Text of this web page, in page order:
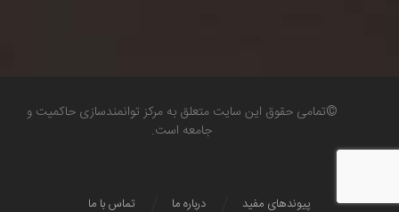
©تمامی حقوق این سایت متعلق به مرکز توانمندسازی حاکمیت و
جامعه است.
تماس با ما درباره ما پیوندهای مفید